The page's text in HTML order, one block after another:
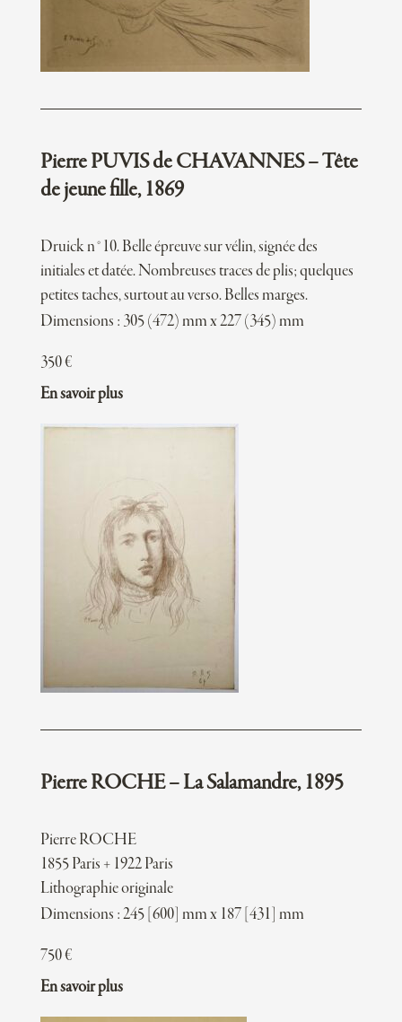
Pierre PUVIS de CHAVANNES – Tête
de jeune fille, 1869
Druick n°10. Belle épreuve sur vélin, signée des
initiales et datée. Nombreuses traces de plis; quelques
petites taches, surtout au verso. Belles marges.
Dimensions : 305 (472) mm x 227 (345) mm
350€
En savoir plus
Pierre ROCHE – La Salamandre, 1895
Pierre ROCHE
1855 Paris + 1922 Paris
Lithographie originale
Dimensions : 245 [600] mm x 187 [431] mm
750€
En savoir plus